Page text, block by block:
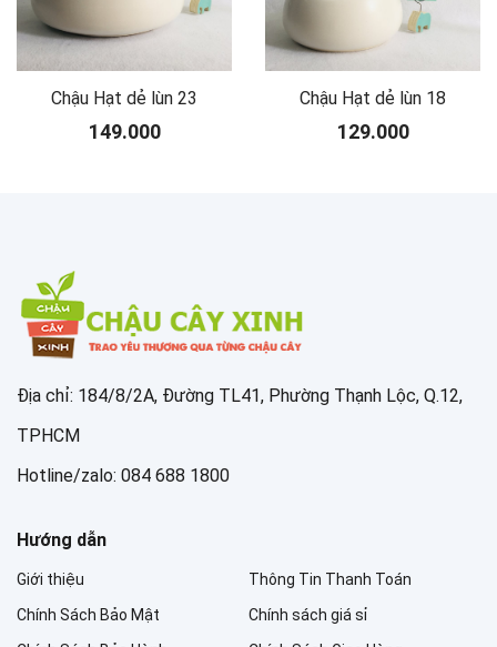
Chậu Hạt dẻ lùn 23
149.000
Chậu Hạt dẻ lùn 18
129.000
Địa chỉ: 184/8/2A, Đường TL41, Phường Thạnh Lộc, Q.12,
TPHCM
Hotline/zalo: 084 688 1800
Hướng dẫn
Giới thiệu
Chính Sách Bảo Mật
Thông Tin Thanh Toán
Chính sách giá sỉ